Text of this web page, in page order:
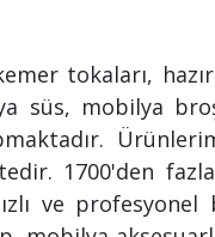
tokaları,
süs, mobilya
1700'den
ve